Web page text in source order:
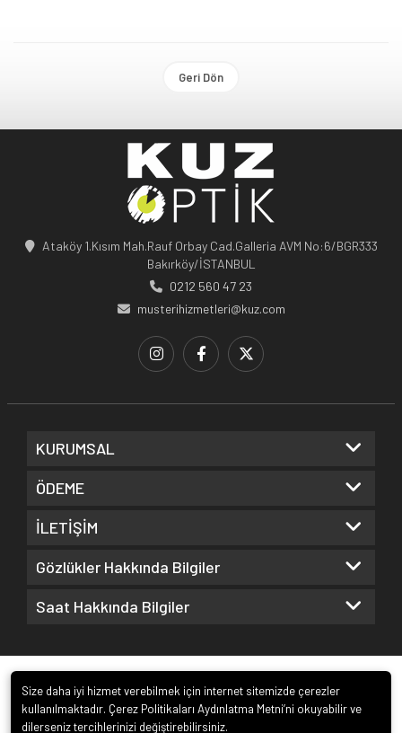
Geri Dön
Ataköy 1.Kısım Mah.Rauf Orbay Cad.Galleria AVM No:6/BGR333
Bakırköy/İSTANBUL
0212 560 47 23
musterihizmetleri@kuz.com
KURUMSAL
ÖDEME
İLETİŞİM
Gözlükler Hakkında Bilgiler
Saat Hakkında Bilgiler
Size daha iyi hizmet verebilmek için internet sitemizde çerezler
kullanılmaktadır. Çerez Politikaları Aydınlatma Metni’ni okuyabilir ve
dilerseniz tercihlerinizi değiştirebilirsiniz.